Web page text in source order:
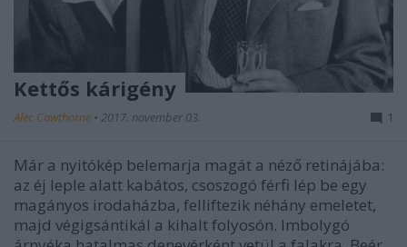
Kettős kárigény
Alec Cawthorne • 2017. november 03. 1
Már a nyitókép belemarja magát a néző retinájába:
az éj leple alatt kabátos, csoszogó férfi lép be egy
magányos irodaházba, felliftezik néhány emeletet,
majd végigsántikál a kihalt folyosón. Imbolygó